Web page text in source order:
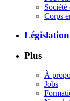
Corps
Plus
À
Jobs